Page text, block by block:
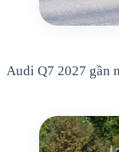
Audi Q7 2027 gần